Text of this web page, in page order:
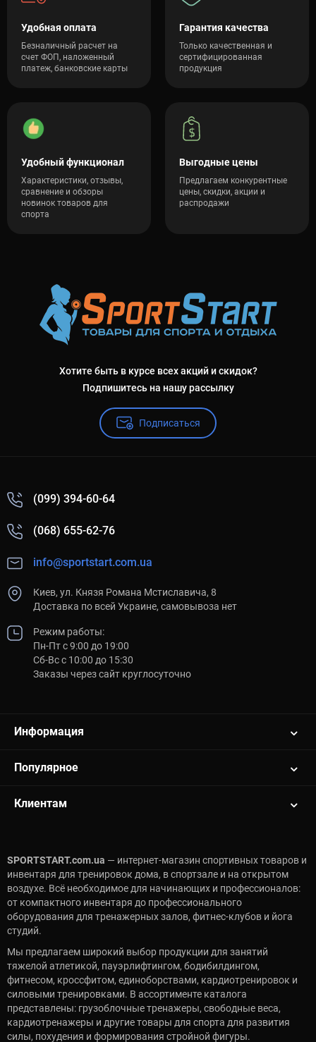
Удобная оплата
Безналичный расчет на
счет ФОП, наложенный
платеж, банковские карты
Гарантия качества
Только качественная и
сертифицированная
продукция
Удобный функционал
Характеристики, отзывы,
сравнение и обзоры
новинок товаров для
спорта
Выгодные цены
Предлагаем конкурентные
цены, скидки, акции и
распродажи
Хотите быть в курсе всех акций и скидок?
Подпишитесь на нашу рассылку
Подписаться
(099) 394-60-64
(068) 655-62-76
info@sportstart.com.ua
Киев, ул. Князя Романа Мстиславича, 8
Доставка по всей Украине, самовывоза нет
Режим работы:
Пн-Пт с 9:00 до 19:00
Сб-Вс с 10:00 до 15:30
Заказы через сайт круглосуточно
Информация
Популярное
Клиентам
SPORTSTART.com.ua — интернет-магазин спортивных товаров и
инвентаря для тренировок дома, в спортзале и на открытом
воздухе. Всё необходимое для начинающих и профессионалов:
от компактного инвентаря до профессионального
оборудования для тренажерных залов, фитнес-клубов и йога
студий.
Мы предлагаем широкий выбор продукции для занятий
тяжелой атлетикой, пауэрлифтингом, бодибилдингом,
фитнесом, кроссфитом, единоборствами, кардиотренировок и
силовыми тренировками. В ассортименте каталога
представлены: грузоблочные тренажеры, свободные веса,
кардиотренажеры и другие товары для спорта для развития
силы, похудения и формирования стройной фигуры.